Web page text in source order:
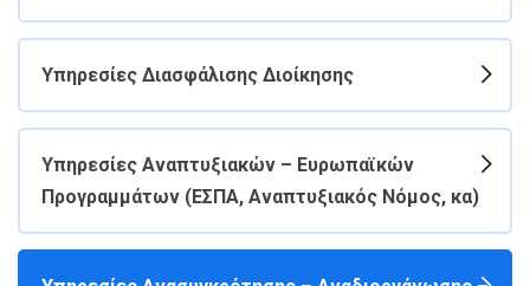
Υπηρεσίες Διασφάλισης Διοίκησης
Υπηρεσίες Αναπτυξιακών – Ευρωπαϊκών
Προγραμμάτων (ΕΣΠΑ, Αναπτυξιακός Νόμος, κα)